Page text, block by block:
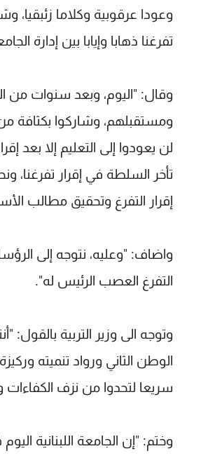
وعودا عرقوبية وكلاما زئبقيا،
تفرغنا ذهابا وإيابا بين إدارة
وقال: "اليوم، وبعد سنوات من
ومستقبلهم، وشاركوا بكثافة
لن يعودوا إلى التعليم إلا بعد
تأخر السلطة في إقرار تفرغنا،
إقرار التفرغ وتحقيق مطالب
واضاف: "وعليه، نتوجه إلى
التفرغ العصب الرئيس له".
وتوجه الى وزير التربية
الوطن الثاني ورواد تنميته
سريعا لتحدوا من نزف
وختم: "إن الجامعة اللبنانية